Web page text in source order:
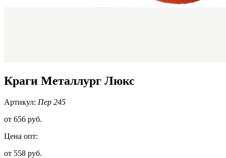
Краги Металлург Люкс
Артикул: Пер 245
от 656 руб.
Цена опт:
от 558 руб.